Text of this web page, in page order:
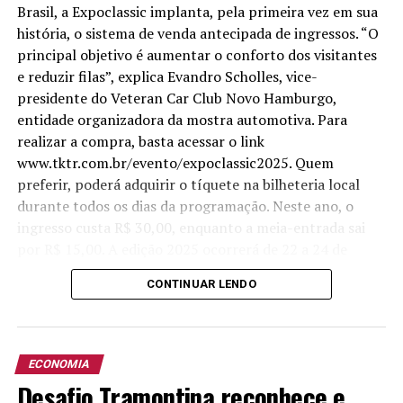
Rações, Cozinha Industrial, Farmácia e 21 unidades de
varejo, entre supermercados e mercados agropecuários,
nos municípios onde possui associados. Atualmente
possui um mix de 320 produtos, entre Laticínios,
Frigorífico, Doces e Sucos.
TÓPICOS RELACIONADOS: EXPOINTER PREMIAÇÕES
Brasil, a Expoclassic implanta, pela primeira vez em sua
história, o sistema de venda antecipada de ingressos. “O
principal objetivo é aumentar o conforto dos visitantes
e reduzir filas”, explica Evandro Scholles, vice-
presidente do Veteran Car Club Novo Hamburgo,
entidade organizadora da mostra automotiva. Para
realizar a compra, basta acessar o link
www.tktr.com.br/evento/expoclassic2025. Quem
preferir, poderá adquirir o tíquete na bilheteria local
durante todos os dias da programação. Neste ano, o
ingresso custa R$ 30,00, enquanto a meia-entrada sai
agosto nos pavilhões da Fenac, em Novo Hamburgo (RS).
estão previstas para a 22ª Expoclassic. Os veículos-
destaque do evento são dois raros caminhões FNM, que
estampam o cartaz oficial da mostra. Também haverá
ilhas temáticas de Ferraris, Mercedes-Benz, BMW,
CONTINUAR LENDO
ECONOMIA